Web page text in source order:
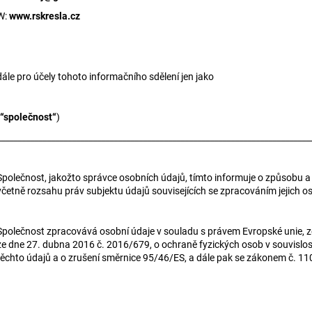
www.rskresla.cz
pro účely tohoto informačního sdělení jen jako
“společnost“)
jakožto správce osobních údajů, tímto informuje o způsobu
rozsahu práv subjektu údajů souvisejících se zpracováním jejich
zpracovává osobní údaje v souladu s právem Evropské unie,
dne 27. dubna 2016 č. 2016/679, o ochraně fyzických osob v
údajů a o zrušení směrnice 95/46/ES, a dále pak se zákonem č.